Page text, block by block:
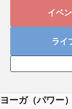
イベ
ライ
ヨーガ（パワー）